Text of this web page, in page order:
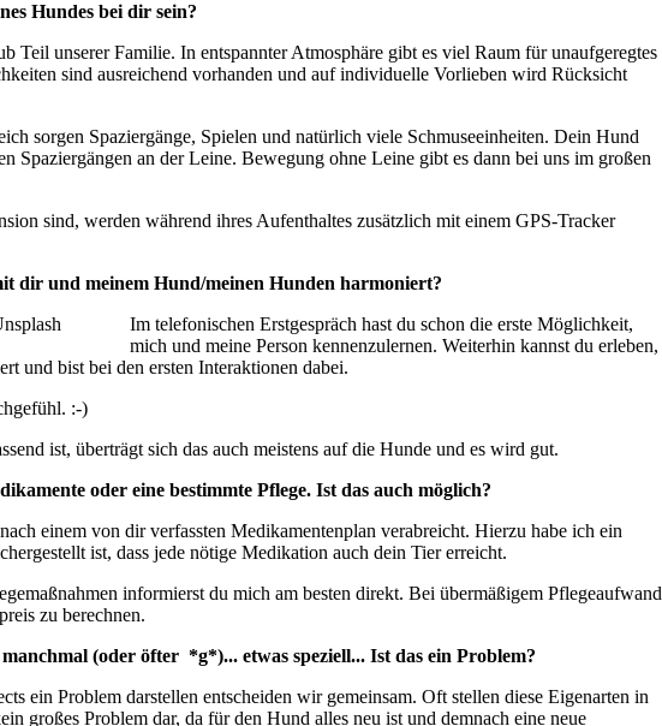
Hundes bei dir sein?
Teil unserer Familie. In entspannter Atmosphäre gibt es viel Raum für unaufgeregtes
sind ausreichend vorhanden und auf individuelle Vorlieben wird Rücksicht
sorgen Spaziergänge, Spielen und natürlich viele Schmuseeinheiten. Dein Hund
Spaziergängen an der Leine. Bewegung ohne Leine gibt es dann bei uns im großen
sind, werden während ihres Aufenthaltes zusätzlich mit einem GPS-Tracker
dir und meinem Hund/meinen Hunden harmoniert?
Im telefonischen Erstgespräch hast du schon die erste Möglichkeit,
mich und meine Person kennenzulernen. Weiterhin kannst du erleben,
und bist bei den ersten Interaktionen dabei.
:-)
ist, überträgt sich das auch meistens auf die Hunde und es wird gut.
oder eine bestimmte Pflege. Ist das auch möglich?
einem von dir verfassten Medikamentenplan verabreicht. Hierzu habe ich ein
ist, dass jede nötige Medikation auch dein Tier erreicht.
informierst du mich am besten direkt. Bei übermäßigem Pflegeaufwand
zu berechnen.
(oder öfter *g*)... etwas speziell... Ist das ein Problem?
ein Problem darstellen entscheiden wir gemeinsam. Oft stellen diese Eigenarten in
großes Problem dar, da für den Hund alles neu ist und demnach eine neue